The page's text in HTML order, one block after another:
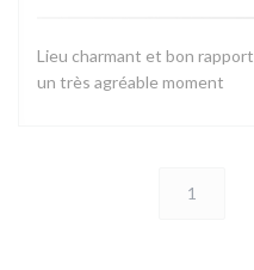
Lieu charmant et bon
un très agréable moment
1